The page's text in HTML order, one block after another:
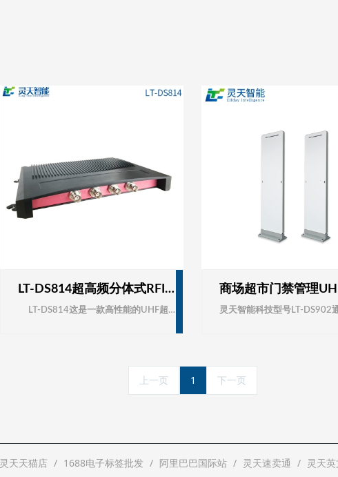
LT-DS814超高频分体式RFID读写器/RFID四通道音频接口/R2000模块外接天线读写器/RFID电子标签射频/智能无人值守出入库盘点仓库资产
LT-DS814这是一款高性能的UHF超高频电子标签读写器，完全自主知识产权设计，结合专有的高效信号处理算法，在保持高识读率的同时，实现对电子标签的快速读写处理，可广泛应用于物流、门禁系统、防伪系统及生产过程控制等多种无线射频识别（RFID）系统。
上一页 1 下一页
灵天天猫店 1688电子标签批发 阿里巴巴国际站 灵天速卖通 灵天